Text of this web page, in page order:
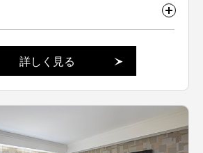
詳しく見る